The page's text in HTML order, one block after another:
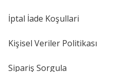
İptal İade Koşullari
Kişisel Veriler Politikası
Sipariş Sorgula